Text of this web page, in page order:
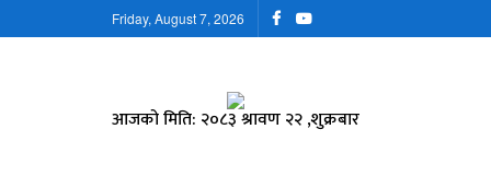
Friday, August 7, 2026
आजको मिति: २०८३ श्रावण २२ ,शुक्रबार